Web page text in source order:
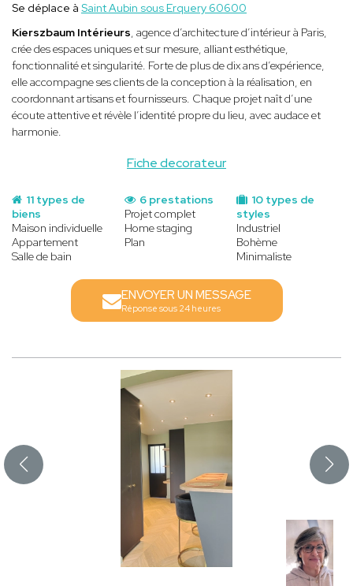
Fiche decorateur
Se déplace à Saint Aubin sous Erquery 60600
Kierszbaum Intérieurs, agence d’architecture d’intérieur à Paris,
crée des espaces uniques et sur mesure, alliant esthétique,
fonctionnalité et singularité. Forte de plus de dix ans d’expérience,
elle accompagne ses clients de la conception à la réalisation, en
coordonnant artisans et fournisseurs. Chaque projet naît d’une
écoute attentive et révèle l’identité propre du lieu, avec audace et
harmonie.
11 types de
biens
Maison individuelle
Appartement
Salle de bain
10 types de
styles
Industriel
Bohème
Minimaliste
6 prestations
Projet complet
Home staging
Plan
ENVOYER UN MESSAGE
Réponse sous 24 heures